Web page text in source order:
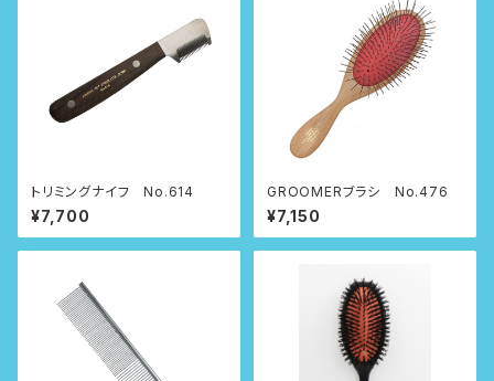
トリミングナイフ No.614
¥7,700
GROOMERブラシ No.476
¥7,150